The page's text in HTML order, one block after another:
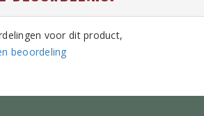
voor dit product,
beoordeling